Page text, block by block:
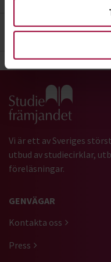
4.
Gå till studiefrämjandets
Vi är ett av Sveriges
utbud av studiecirklar,
föreläsningar.
GENVÄGAR
Kontakta oss
Press